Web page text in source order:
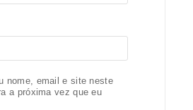
nome, email e site neste
a próxima vez que eu